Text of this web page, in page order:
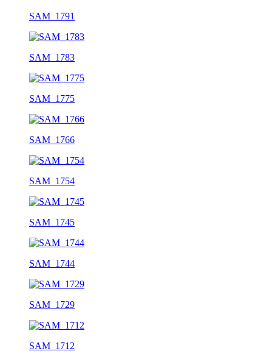
SAM_1791
SAM_1783
SAM_1775
SAM_1766
SAM_1754
SAM_1745
SAM_1744
SAM_1729
SAM_1712